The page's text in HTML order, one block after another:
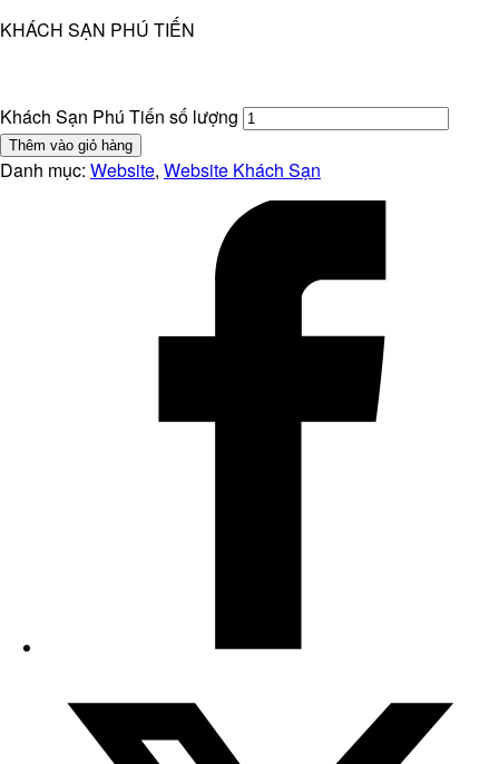
KHÁCH SẠN PHÚ TIẾN
Khách Sạn Phú Tiến số lượng
Thêm vào giỏ hàng
Danh mục: Website, Website Khách Sạn